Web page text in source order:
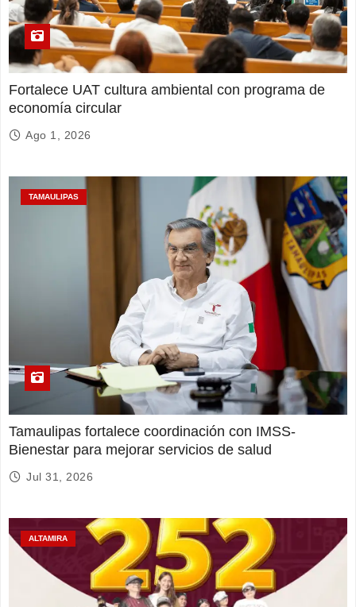
Fortalece UAT cultura ambiental con programa de
economía circular
Ago 1, 2026
TAMAULIPAS
Tamaulipas fortalece coordinación con IMSS-
Bienestar para mejorar servicios de salud
Jul 31, 2026
ALTAMIRA